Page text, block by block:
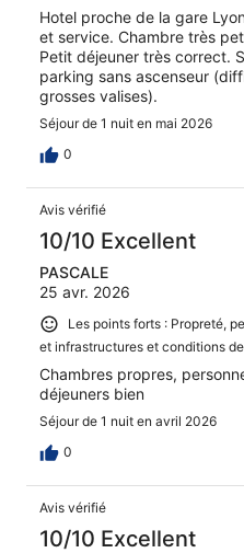
Hotel proche de la gare
et service. Chambre très
Petit déjeuner très correct.
parking sans ascenseur
grosses valises).
Séjour de 1 nuit en mai 2026
0
Avis vérifié
10/10 Excellent
PASCALE
25 avr. 2026
Les points forts : Propreté,
et infrastructures et conditions de
Chambres propres,
déjeuners bien
Séjour de 1 nuit en avril 2026
0
Avis vérifié
10/10 Excellent